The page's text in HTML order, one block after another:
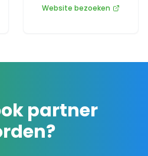
Website bezoeken
partner